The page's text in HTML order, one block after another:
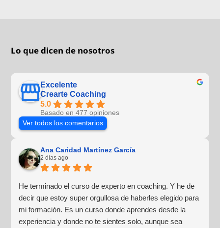
Lo que dicen de nosotros
Excelente
Crearte Coaching
5.0
Basado en 477 opiniones
Ver todos los comentarios
Ana Caridad Martínez García
2 días ago
He terminado el curso de experto en coaching. Y he de
decir que estoy super orgullosa de haberles elegido para
mi formación. Es un curso donde aprendes desde la
experiencia y donde no te sientes solo, aunque sea